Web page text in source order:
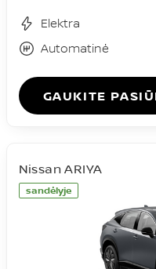
Elektra
Automatinė
GAUKITE
sandėlyje
Nissan ARIYA